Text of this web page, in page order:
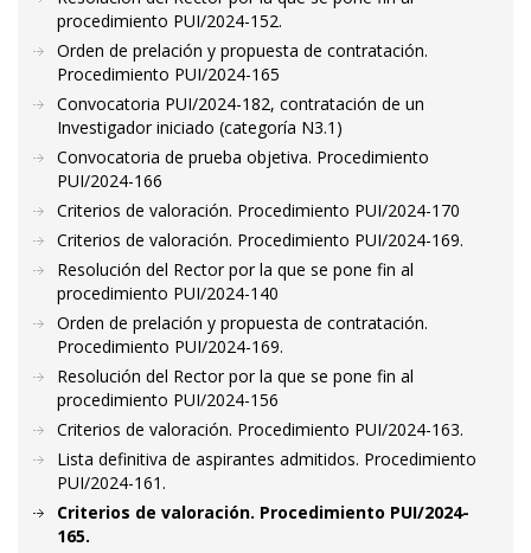
procedimiento PUI/2024-152.
Orden de prelación y propuesta de contratación.
Procedimiento PUI/2024-165
Convocatoria PUI/2024-182, contratación de un
Investigador iniciado (categoría N3.1)
Convocatoria de prueba objetiva. Procedimiento
PUI/2024-166
Criterios de valoración. Procedimiento PUI/2024-170
Criterios de valoración. Procedimiento PUI/2024-169.
Resolución del Rector por la que se pone fin al
procedimiento PUI/2024-140
Orden de prelación y propuesta de contratación.
Procedimiento PUI/2024-169.
Resolución del Rector por la que se pone fin al
procedimiento PUI/2024-156
Criterios de valoración. Procedimiento PUI/2024-163.
Lista definitiva de aspirantes admitidos. Procedimiento
PUI/2024-161.
Criterios de valoración. Procedimiento PUI/2024-
165.